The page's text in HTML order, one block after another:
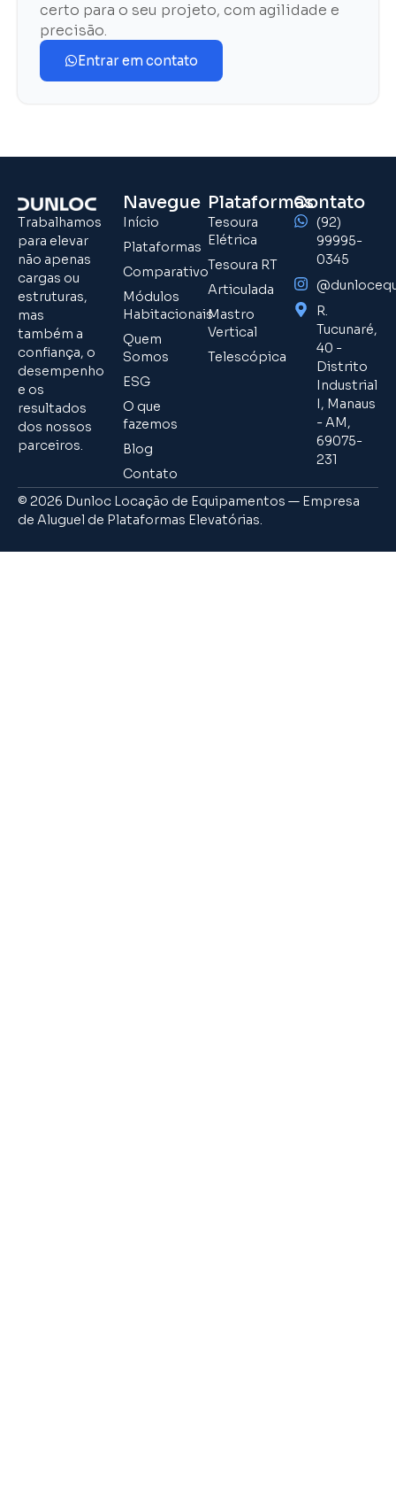
certo para o seu projeto, com agilidade e
precisão.
Entrar em contato
Trabalhamos
para elevar
não apenas
cargas ou
estruturas,
mas
também a
confiança, o
desempenho
e os
resultados
dos nossos
parceiros.
Navegue
Início
Plataformas
Comparativo
Módulos
Habitacionais
Quem
Somos
ESG
O que
fazemos
Blog
Contato
Plataformas
Tesoura
Elétrica
Tesoura RT
Articulada
Mastro
Vertical
Telescópica
Contato
(92)
99995-
0345
R.
Tucunaré,
40 -
Distrito
Industrial
I, Manaus
- AM,
69075-
231
© 2026 Dunloc Locação de Equipamentos — Empresa
de Aluguel de Plataformas Elevatórias.